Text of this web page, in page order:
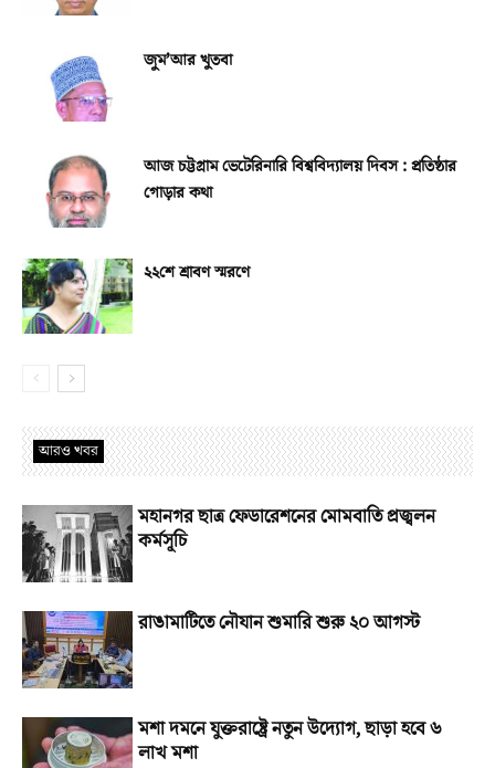
জুম’আর খুতবা
আজ চট্টগ্রাম ভেটেরিনারি বিশ্ববিদ্যালয় দিবস : প্রতিষ্ঠার
গোড়ার কথা
২২শে শ্রাবণ স্মরণে
আরও খবর
মহানগর ছাত্র ফেডারেশনের মোমবাতি প্রজ্বলন
কর্মসূচি
রাঙামাটিতে নৌযান শুমারি শুরু ২০ আগস্ট
মশা দমনে যুক্তরাষ্ট্রে নতুন উদ্যোগ, ছাড়া হবে ৬
লাখ মশা